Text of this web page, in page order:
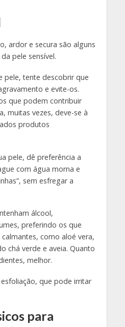
ardor e secura são alguns
pele sensível.
pele, tente descobrir que
e evite-os.
que podem contribuir
muitas vezes, deve-se à
produtos
pele, dê preferência a
com água morna e
sem esfregar a
álcool,
preferindo os que
como aloé vera,
chá verde e aveia. Quanto
melhor.
que pode irritar
para